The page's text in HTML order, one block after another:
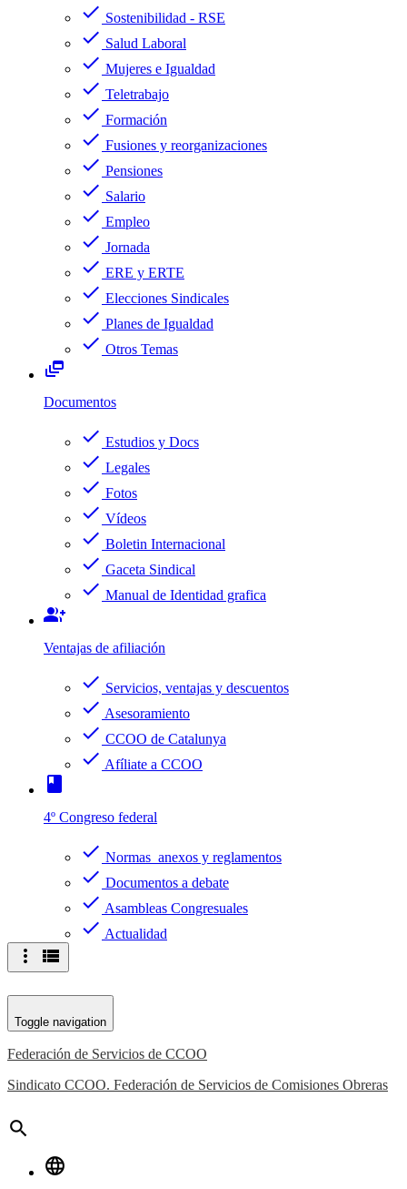
check Sostenibilidad - RSE
check Salud Laboral
check Mujeres e Igualdad
check Teletrabajo
check Formación
check Fusiones y reorganizaciones
check Pensiones
check Salario
check Empleo
check Jornada
check ERE y ERTE
check Elecciones Sindicales
check Planes de Igualdad
check Otros Temas
dynamic_feed
Documentos
check Estudios y Docs
check Legales
check Fotos
check Vídeos
check Boletin Internacional
check Gaceta Sindical
check Manual de Identidad grafica
group_add
Ventajas de afiliación
check Servicios, ventajas y descuentos
check Asesoramiento
check CCOO de Catalunya
check Afíliate a CCOO
book
4º Congreso federal
check Normas anexos y reglamentos
check Documentos a debate
check Asambleas Congresuales
check Actualidad
more_vert view_list
Toggle navigation
Federación de Servicios de CCOO
Sindicato CCOO. Federación de Servicios de Comisiones Obreras
search
language